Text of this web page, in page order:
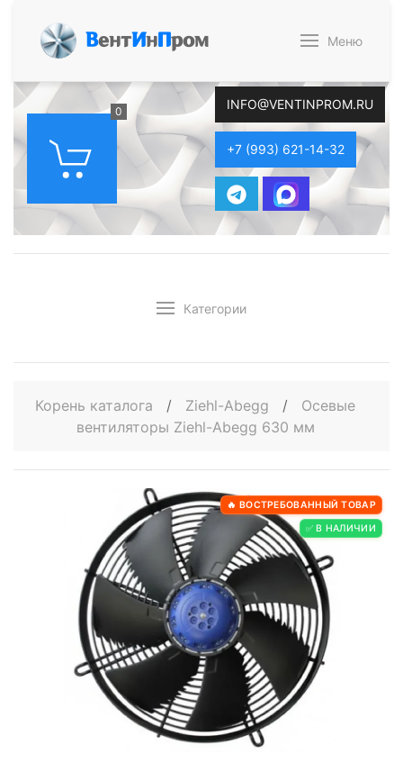
ВентИнПром Меню
0 INFO@VENTINPROM.RU
+7 (993) 621-14-32
Категории
Корень каталога / Ziehl-Abegg /
Осевые
вентиляторы Ziehl-Abegg 630 мм
🔥 ВОСТРЕБОВАННЫЙ ТОВАР
✅ В НАЛИЧИИ